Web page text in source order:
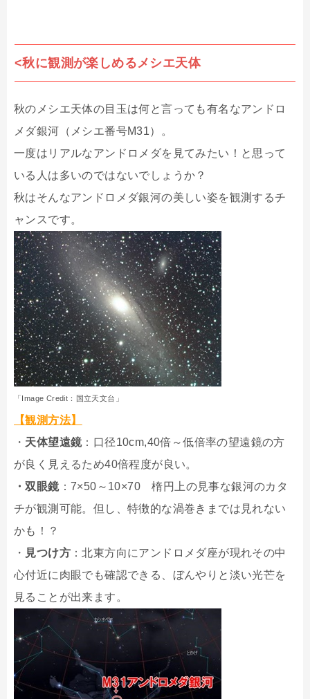
<秋に観測が楽しめるメシエ天体
秋のメシエ天体の目玉は何と言っても有名なアンドロ
メダ銀河（メシエ番号M31）。
一度はリアルなアンドロメダを見てみたい！と思って
いる人は多いのではないでしょうか？
秋はそんなアンドロメダ銀河の美しい姿を観測するチ
ャンスです。
「Image Credit：国立天文台」
【観測方法】
・ 天体望遠鏡：口径10cm,40倍～低倍率の望遠鏡の方
が良く見えるため40倍程度が良い。
・双眼鏡：7×50～10×70 楕円上の見事な銀河のカタ
チが観測可能。但し、特徴的な渦巻きまでは見れない
かも！？
・ 見つけ方 ：北東方向にアンドロメダ座が現れその中
心付近に肉眼でも確認できる、ぼんやりと淡い光芒を
見ることが出来ます。